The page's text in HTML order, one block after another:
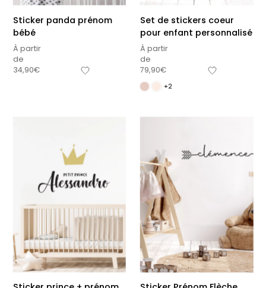
Sticker panda prénom
bébé
À partir
de
34,90€
Set de stickers coeur
pour enfant personnalisé
À partir
de
79,90€
+2